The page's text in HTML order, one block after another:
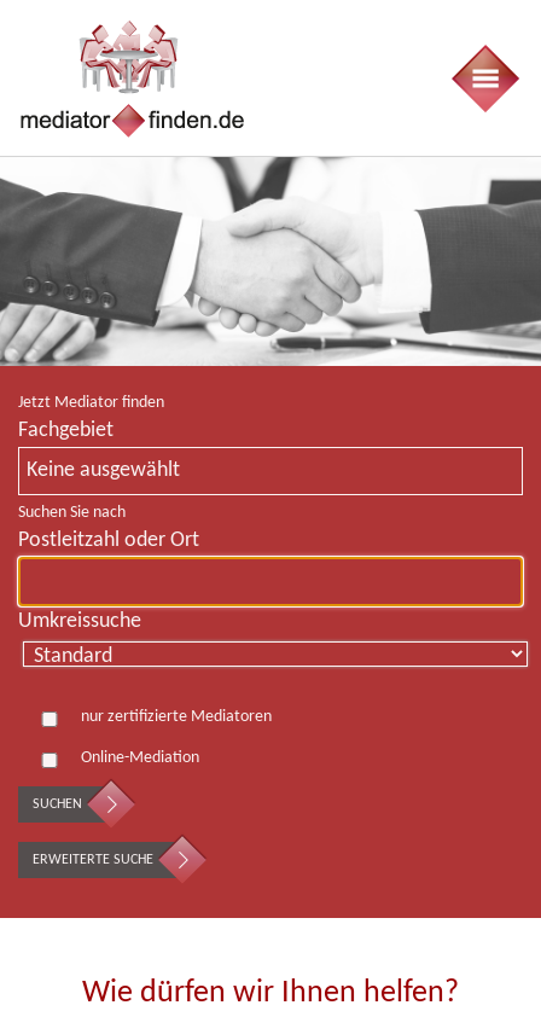
Jetzt Mediator finden
Fachgebiet
Keine ausgewählt
Suchen Sie nach
Postleitzahl oder Ort
Umkreissuche
nur zertifizierte Mediatoren
Online-Mediation
SUCHEN
ERWEITERTE SUCHE
Wie dürfen wir Ihnen helfen?